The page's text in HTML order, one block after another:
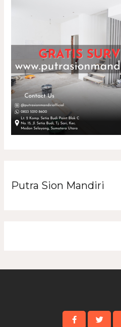
Putra Sion Mandiri